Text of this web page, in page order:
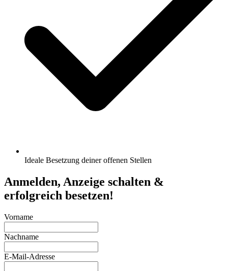
Ideale Besetzung deiner offenen Stellen
Anmelden, Anzeige schalten &
erfolgreich besetzen!
Vorname
Nachname
E-Mail-Adresse